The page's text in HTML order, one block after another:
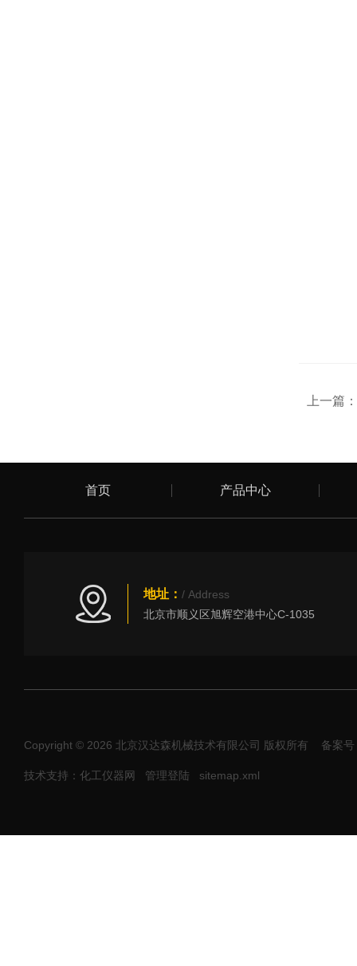
上一篇：
首页 产品中心
地址： / Address
北京市顺义区旭辉空港中心C-1035
Copyright © 2026 北京汉达森机械技术有限公司 版权所有 备案
技术支持：化工仪器网 管理登陆 sitemap.xml